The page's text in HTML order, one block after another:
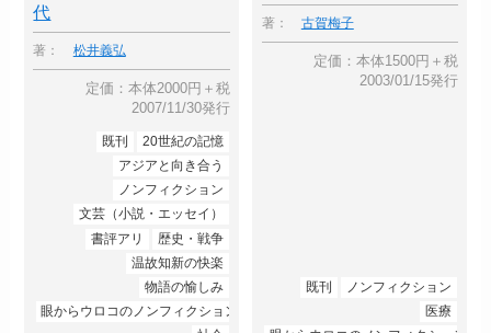
代
著： 松井義弘
定価：本体2000円＋税
2007/11/30発行
既刊
20世紀の記憶
アジアと向き合う
ノンフィクション
文芸（小説・エッセイ）
書評アリ
歴史・戦争
温故知新の快楽
物語の愉しみ
眼からウロコのノンフィクション
著： 古賀梅子
定価：本体1500円＋税
2003/01/15発行
既刊
ノンフィクション
医療